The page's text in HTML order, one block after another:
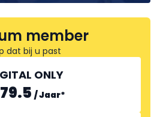
member
dat bij u past
ONLY
/Jaar*